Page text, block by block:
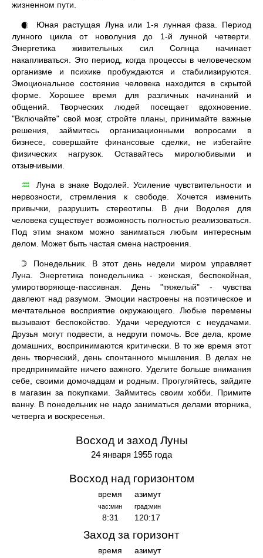
жизненном пути.
🌒
Юная растущая Луна или 1-я лунная фаза. Период
лунного цикла от новолуния до 1-й лунной четверти.
Энергетика живительных сил Солнца начинает
накапливаться. Это период, когда процессы в человеческом
организме и психике пробуждаются и стабилизируются.
Эмоциональное состояние человека находится в скрытой
форме. Хорошее время для различных начинаний и
общений. Творческих людей посещает вдохновение.
"Включайте" свой мозг, стройте планы, принимайте важные
решения, займитесь организационными вопросами в
бизнесе, совершайте финансовые сделки, не избегайте
физических нагрузок. Оставайтесь миролюбивыми и
отзывчивыми.
♒
Луна в знаке Водолей. Усиление чувствительности и
нервозности, стремления к свободе. Хочется изменить
привычки, разрушить стереотипы. В дни Водолея для
человека существует возможность полностью реализоваться.
Под этим знаком можно заниматься любым интересным
делом. Может быть частая смена настроения.
☽
Понедельник. В этот день недели миром управляет
Луна. Энергетика понедельника - женская, беспокойная,
умиротворяюще-пассивная. День "тяжелый" - чувства
давлеют над разумом. Эмоции настроены на поэтическое и
мечтательное восприятие окружающего. Любые перемены
вызывают беспокойство. Удачи чередуются с неудачами.
Друзья могут подвести, а недруги помочь. Все дела, кроме
домашних, воспринимаются критически. В то же время этот
день творческий, день спонтанного мышления. В делах не
предпринимайте ничего важного. Уделите больше внимания
себе, своими домочадцам и родным. Прогуляйтесь, зайдите
в магазин за покупками. Займитесь своим хобби. Примите
ванну. В понедельник не надо заниматься делами вторника,
четверга и воскресенья.
Восход и заход Луны
24 января 1955 года
Восход над горизонтом
время
час:мин
8:31
азимут
град:мин
120:17
Заход за горизонт
время азимут